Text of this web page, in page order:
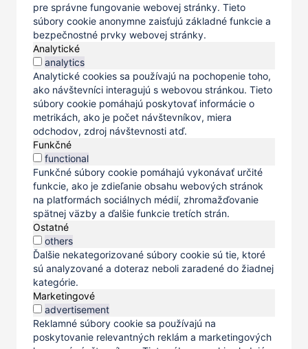
pre správne fungovanie webovej stránky. Tieto
súbory cookie anonymne zaisťujú základné funkcie a
bezpečnostné prvky webovej stránky.
Analytické
analytics
Analytické cookies sa používajú na pochopenie toho,
ako návštevníci interagujú s webovou stránkou. Tieto
súbory cookie pomáhajú poskytovať informácie o
metrikách, ako je počet návštevníkov, miera
odchodov, zdroj návštevnosti atď.
Funkčné
functional
Funkčné súbory cookie pomáhajú vykonávať určité
funkcie, ako je zdieľanie obsahu webových stránok
na platformách sociálnych médií, zhromažďovanie
spätnej väzby a ďalšie funkcie tretích strán.
Ostatné
others
Ďalšie nekategorizované súbory cookie sú tie, ktoré
sú analyzované a doteraz neboli zaradené do žiadnej
kategórie.
Marketingové
advertisement
Reklamné súbory cookie sa používajú na
poskytovanie relevantných reklám a marketingových